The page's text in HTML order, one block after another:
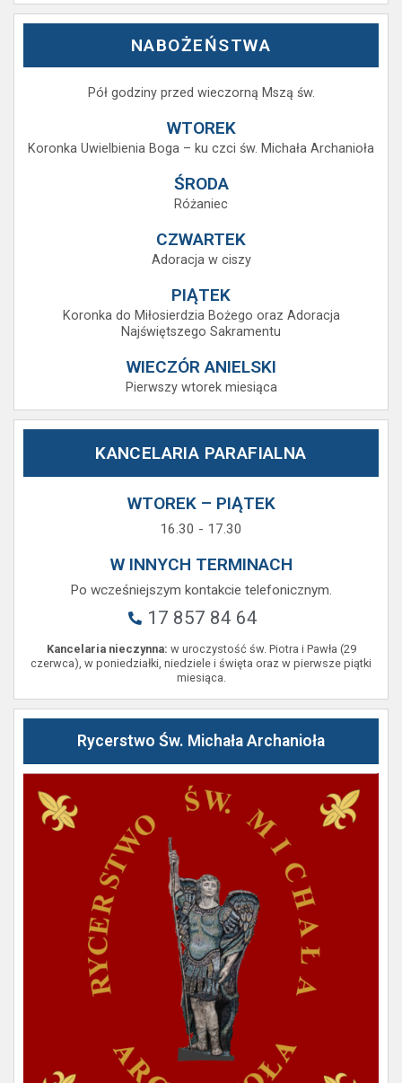
NABOŻEŃSTWA
Pół godziny przed wieczorną Mszą św.
WTOREK
Koronka Uwielbienia Boga – ku czci św. Michała Archanioła
ŚRODA
Różaniec
CZWARTEK
Adoracja w ciszy
PIĄTEK
Koronka do Miłosierdzia Bożego oraz Adoracja
Najświętszego Sakramentu
WIECZÓR ANIELSKI
Pierwszy wtorek miesiąca
KANCELARIA PARAFIALNA
WTOREK – PIĄTEK
16.30 - 17.30
W INNYCH TERMINACH
Po wcześniejszym kontakcie telefonicznym.
17 857 84 64
Kancelaria nieczynna: w uroczystość św. Piotra i Pawła (29
czerwca), w poniedziałki, niedziele i święta oraz w pierwsze piątki
miesiąca.
Rycerstwo Św. Michała Archanioła